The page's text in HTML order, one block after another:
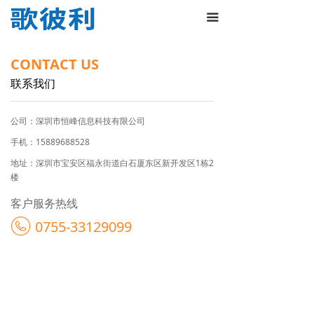
끀
首页
产品展示
联系我们
CONTACT US
联系我们
公司： 深圳市恒峰信息科技有限公司
手机： 15889688528
地址： 深圳市宝安区福永街道白石厦东区新开发区1栋2
楼
0755-33129099
客户服务热线